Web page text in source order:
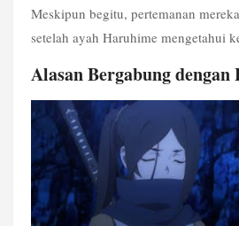
Meskipun begitu, pertemanan
setelah ayah Haruhime mengetahui
Alasan Bergabung